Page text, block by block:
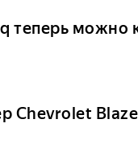
теперь можно
Chevrolet